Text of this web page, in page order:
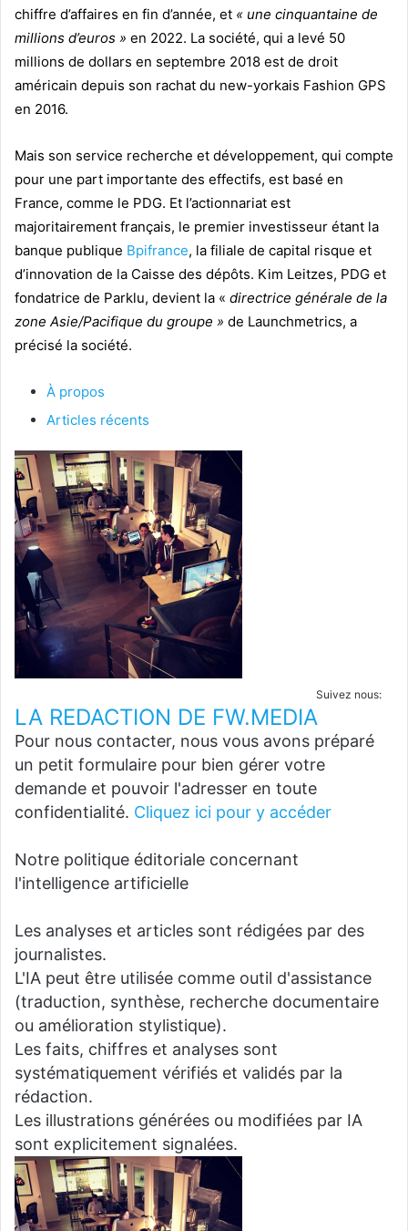
chiffre d’affaires en fin d’année, et « une cinquantaine de
millions d’euros » en 2022. La société, qui a levé 50
millions de dollars en septembre 2018 est de droit
américain depuis son rachat du new-yorkais Fashion GPS
en 2016.
Mais son service recherche et développement, qui compte
pour une part importante des effectifs, est basé en
France, comme le PDG. Et l’actionnariat est
majoritairement français, le premier investisseur étant la
banque publique Bpifrance, la filiale de capital risque et
d’innovation de la Caisse des dépôts. Kim Leitzes, PDG et
fondatrice de Parklu, devient la « directrice générale de la
zone Asie/Pacifique du groupe » de Launchmetrics, a
précisé la société.
À propos
Articles récents
Suivez nous:
LA REDACTION DE FW.MEDIA
Pour nous contacter, nous vous avons préparé
un petit formulaire pour bien gérer votre
demande et pouvoir l'adresser en toute
confidentialité. Cliquez ici pour y accéder
Notre politique éditoriale concernant
l'intelligence artificielle
Les analyses et articles sont rédigées par des
journalistes.
L'IA peut être utilisée comme outil d'assistance
(traduction, synthèse, recherche documentaire
ou amélioration stylistique).
Les faits, chiffres et analyses sont
systématiquement vérifiés et validés par la
rédaction.
Les illustrations générées ou modifiées par IA
sont explicitement signalées.